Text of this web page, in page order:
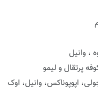
، وانیل
پرتقال و لیمو
اپوپوناکس، وانیل، اوک